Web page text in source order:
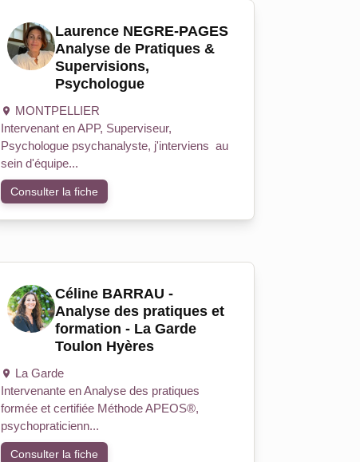
Laurence NEGRE-PAGES
Analyse de Pratiques &
Supervisions,
Psychologue
MONTPELLIER
Intervenant en APP, Superviseur,
Psychologue psychanalyste, j'interviens au
sein d'équipe...
Consulter la fiche
Céline BARRAU -
Analyse des pratiques et
formation - La Garde
Toulon Hyères
La Garde
Intervenante en Analyse des pratiques
formée et certifiée Méthode APEOS®,
psychopraticienn...
Consulter la fiche